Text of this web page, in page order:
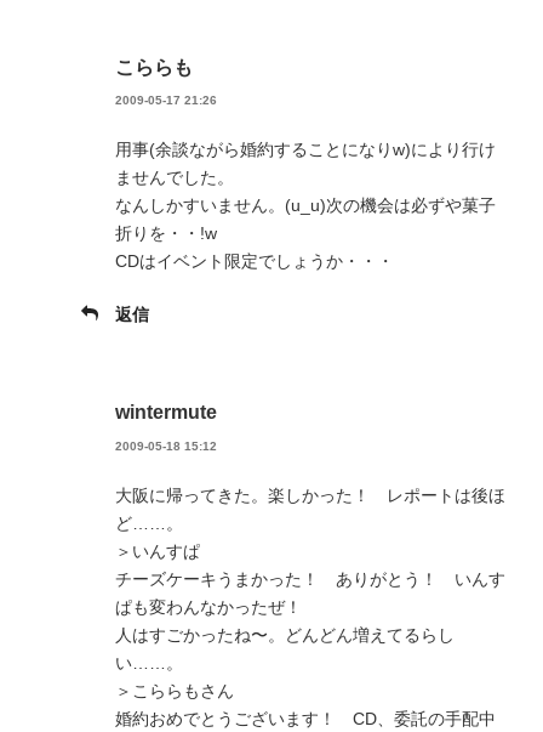
こららも
2009-05-17 21:26
用事(余談ながら婚約することになりw)により行け
ませんでした。
なんしかすいません。(u_u)次の機会は必ずや菓子
折りを・・!w
CDはイベント限定でしょうか・・・
返信
wintermute
2009-05-18 15:12
大阪に帰ってきた。楽しかった！ レポートは後ほ
ど……。
＞いんすぱ
チーズケーキうまかった！ ありがとう！ いんす
ぱも変わんなかったぜ！
人はすごかったね〜。どんどん増えてるらし
い……。
＞こららもさん
婚約おめでとうございます！ CD、委託の手配中